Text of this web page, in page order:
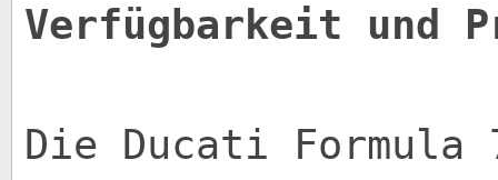
Verfügbarkeit und
Die Ducati